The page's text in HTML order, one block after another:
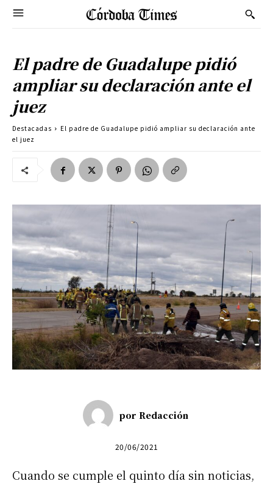
El padre de Guadalupe pidió
ampliar su declaración ante el
juez
Destacadas
El padre de Guadalupe pidió ampliar su declaración ante
el juez
por Redacción
20/06/2021
Cuando se cumple el quinto día sin noticias,